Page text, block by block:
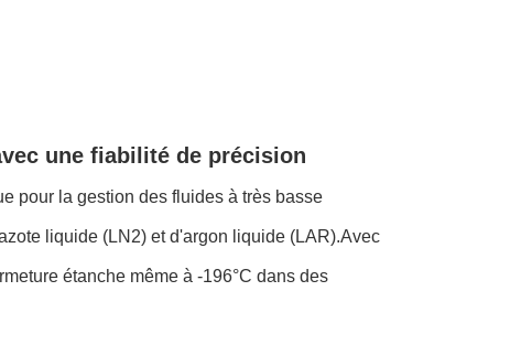
une fiabilité de précision
pour la gestion des fluides à très basse
liquide (LN2) et d'argon liquide (LAR).Avec
étanche même à -196°C dans des